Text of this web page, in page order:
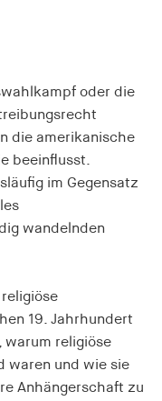
oder die
die amerikanische
beeinflusst.
im Gegensatz
wandelnden
19. Jahrhundert
warum religiöse
waren und wie sie
Anhängerschaft zu
des Benutzers